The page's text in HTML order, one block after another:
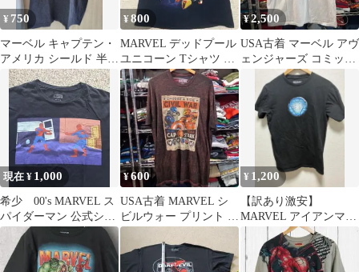
¥ 750
マーベル キャプテン・
アメリカ シールド 半袖
Tシャツ ダークグレー
¥800
MARVEL デッドプール
ユニコーン Tシャツ ブ
ラック M
¥2,500
USA古着 マーベル アヴ
ェンジャーズ コミック
染み込みプリントＴシ
ャツ
現在 ¥ 1,000
希少 00's MARVEL ス
パイダーマン 公式シネ
マ Tシャツ 黒 M
¥600
USA古着 MARVEL シ
ビルウォー プリント T
シャツ
¥ 1,200
【訳あり激安】
MARVEL アイアンマン
Tシャツ 黒 L マーベル
映画